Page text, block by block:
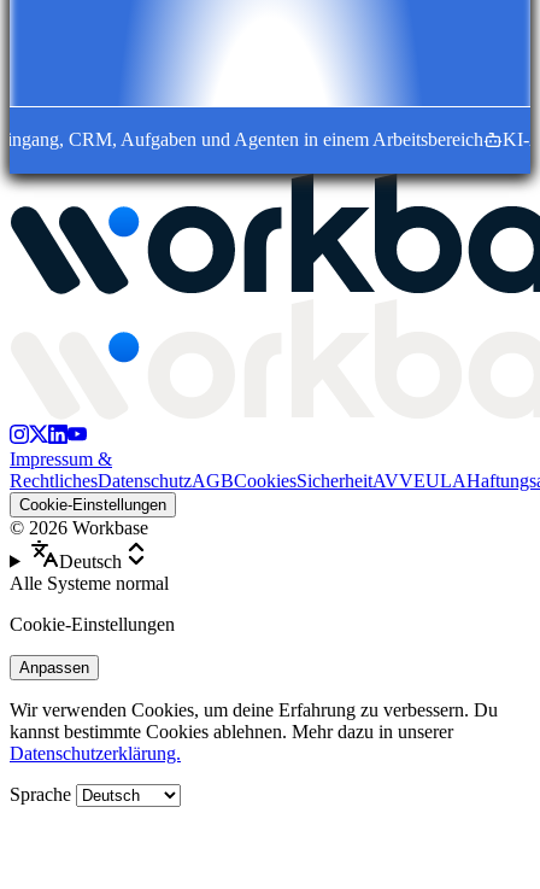
CRM, Aufgaben und Agenten in einem Arbeitsbereich KI-
Impressum &
RechtlichesDatenschutzAGBCookiesSicherheitAVVEULA
Cookie-Einstellungen
© 2026 Workbase
Deutsch
Alle Systeme normal
Cookie-Einstellungen
Anpassen
Wir verwenden Cookies, um deine Erfahrung zu verbessern. Du
kannst bestimmte Cookies ablehnen. Mehr dazu in unserer
Datenschutzerklärung.
Sprache